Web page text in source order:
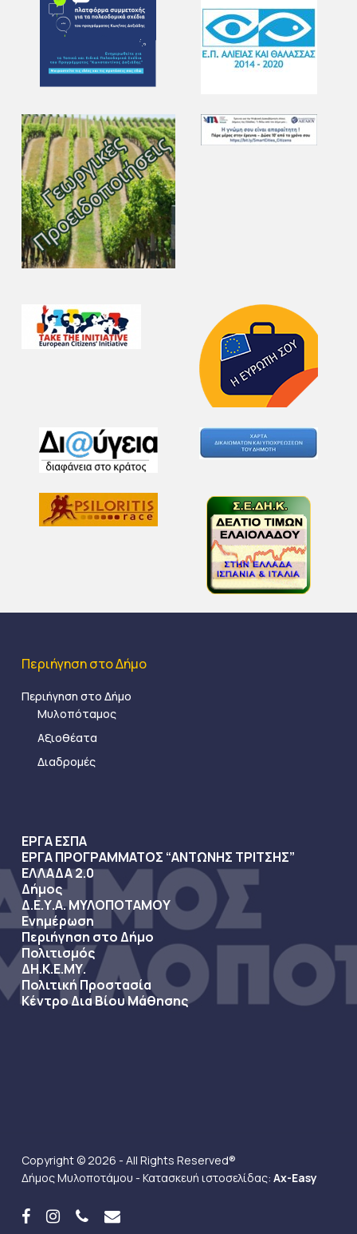
Περιήγηση στο Δήμο
Περιήγηση στο Δήμο
Μυλοπόταμος
Αξιοθέατα
Διαδρομές
ΕΡΓΑ ΕΣΠΑ
ΕΡΓΑ ΠΡΟΓΡΑΜΜΑΤΟΣ “ΑΝΤΩΝΗΣ ΤΡΙΤΣΗΣ”
ΕΛΛΑΔΑ 2.0
Δήμος
Δ.Ε.Υ.Α. ΜΥΛΟΠΟΤΑΜΟΥ
Ενημέρωση
Περιήγηση στο Δήμο
Πολιτισμός
ΔΗ.Κ.Ε.ΜΥ.
Πολιτική Προστασία
Κέντρο Δια Βίου Μάθησης
Copyright © 2026 - All Rights Reserved®
Δήμος Μυλοποτάμου - Κατασκευή ιστοσελίδας: Ax-Easy
facebookinstagramphoneemail